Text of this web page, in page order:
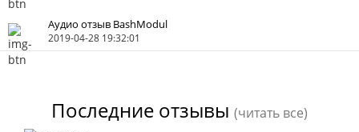
Аудио отзыв BashModul
2019-04-28 19:32:01
Последние отзывы (читать все)